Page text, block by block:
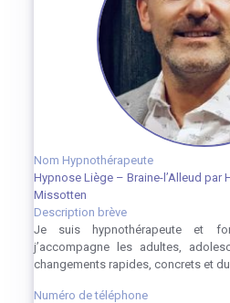
Nom Hypnothérapeute
Hypnose Liège – Braine-l’Alleud par
Missotten
Description brève
Je suis hypnothérapeute et
j’accompagne les adultes,
changements rapides, concrets et
Numéro de téléphone